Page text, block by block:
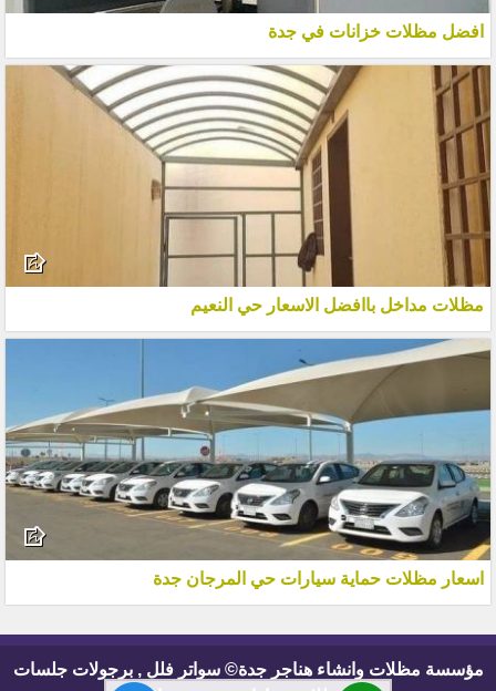
افضل مظلات خزانات في جدة
مظلات مداخل باافضل الاسعار حي النعيم
اسعار مظلات حماية سيارات حي المرجان جدة
مؤسسة مظلات وانشاء هناجر جدة© سواتر فلل , برجولات جلسات